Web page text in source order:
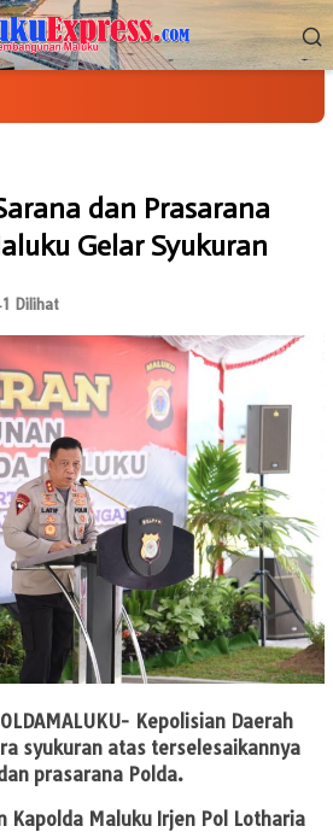
dan Prasarana
Gelar Syukuran
Dilihat
Kepolisian Daerah
syukuran atas terselesaikannya
prasarana Polda.
Kapolda Maluku Irjen Pol Lotharia